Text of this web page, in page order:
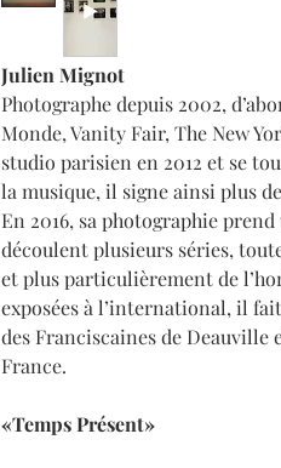
Julien Mignot
Photographe depuis 2002,
Monde, Vanity Fair, The New
studio parisien en 2012 et se
la musique, il signe ainsi plus
En 2016, sa photographie
découlent plusieurs séries,
et plus particulièrement de
exposées à l’international, il
des Franciscaines de
France.
«Temps Présent»